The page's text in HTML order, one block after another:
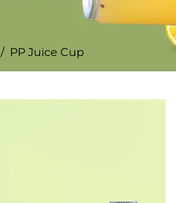
/ PP Juice Cup